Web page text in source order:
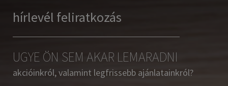
hírlevél feliratkozás
UGYE ÖN SEM AKAR LEMARADNI
akcióinkról, valamint legfrissebb ajánlatainkról?